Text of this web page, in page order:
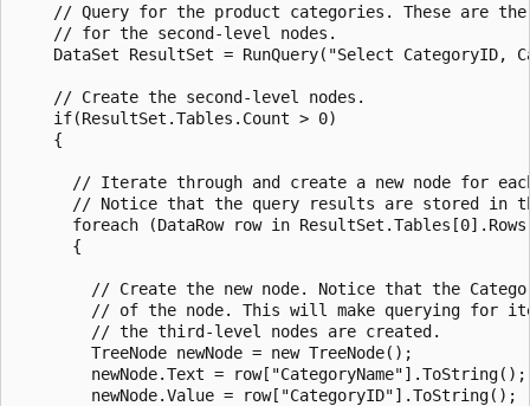
// Query for the product categories. These are
    // for the second-level nodes.
DataSet ResultSet = RunQuery("Select CategoryID,
    // Create the second-level nodes.
    if(ResultSet.Tables.Count > 0)
    {
// Iterate through and create a new node for
// Notice that the query results are stored in
foreach (DataRow row in
      {
// Create the new node. Notice that the
// of the node. This will make querying for
        // the third-level nodes are created.
        TreeNode newNode = new TreeNode();
newNode.Text =
newNode.Value =